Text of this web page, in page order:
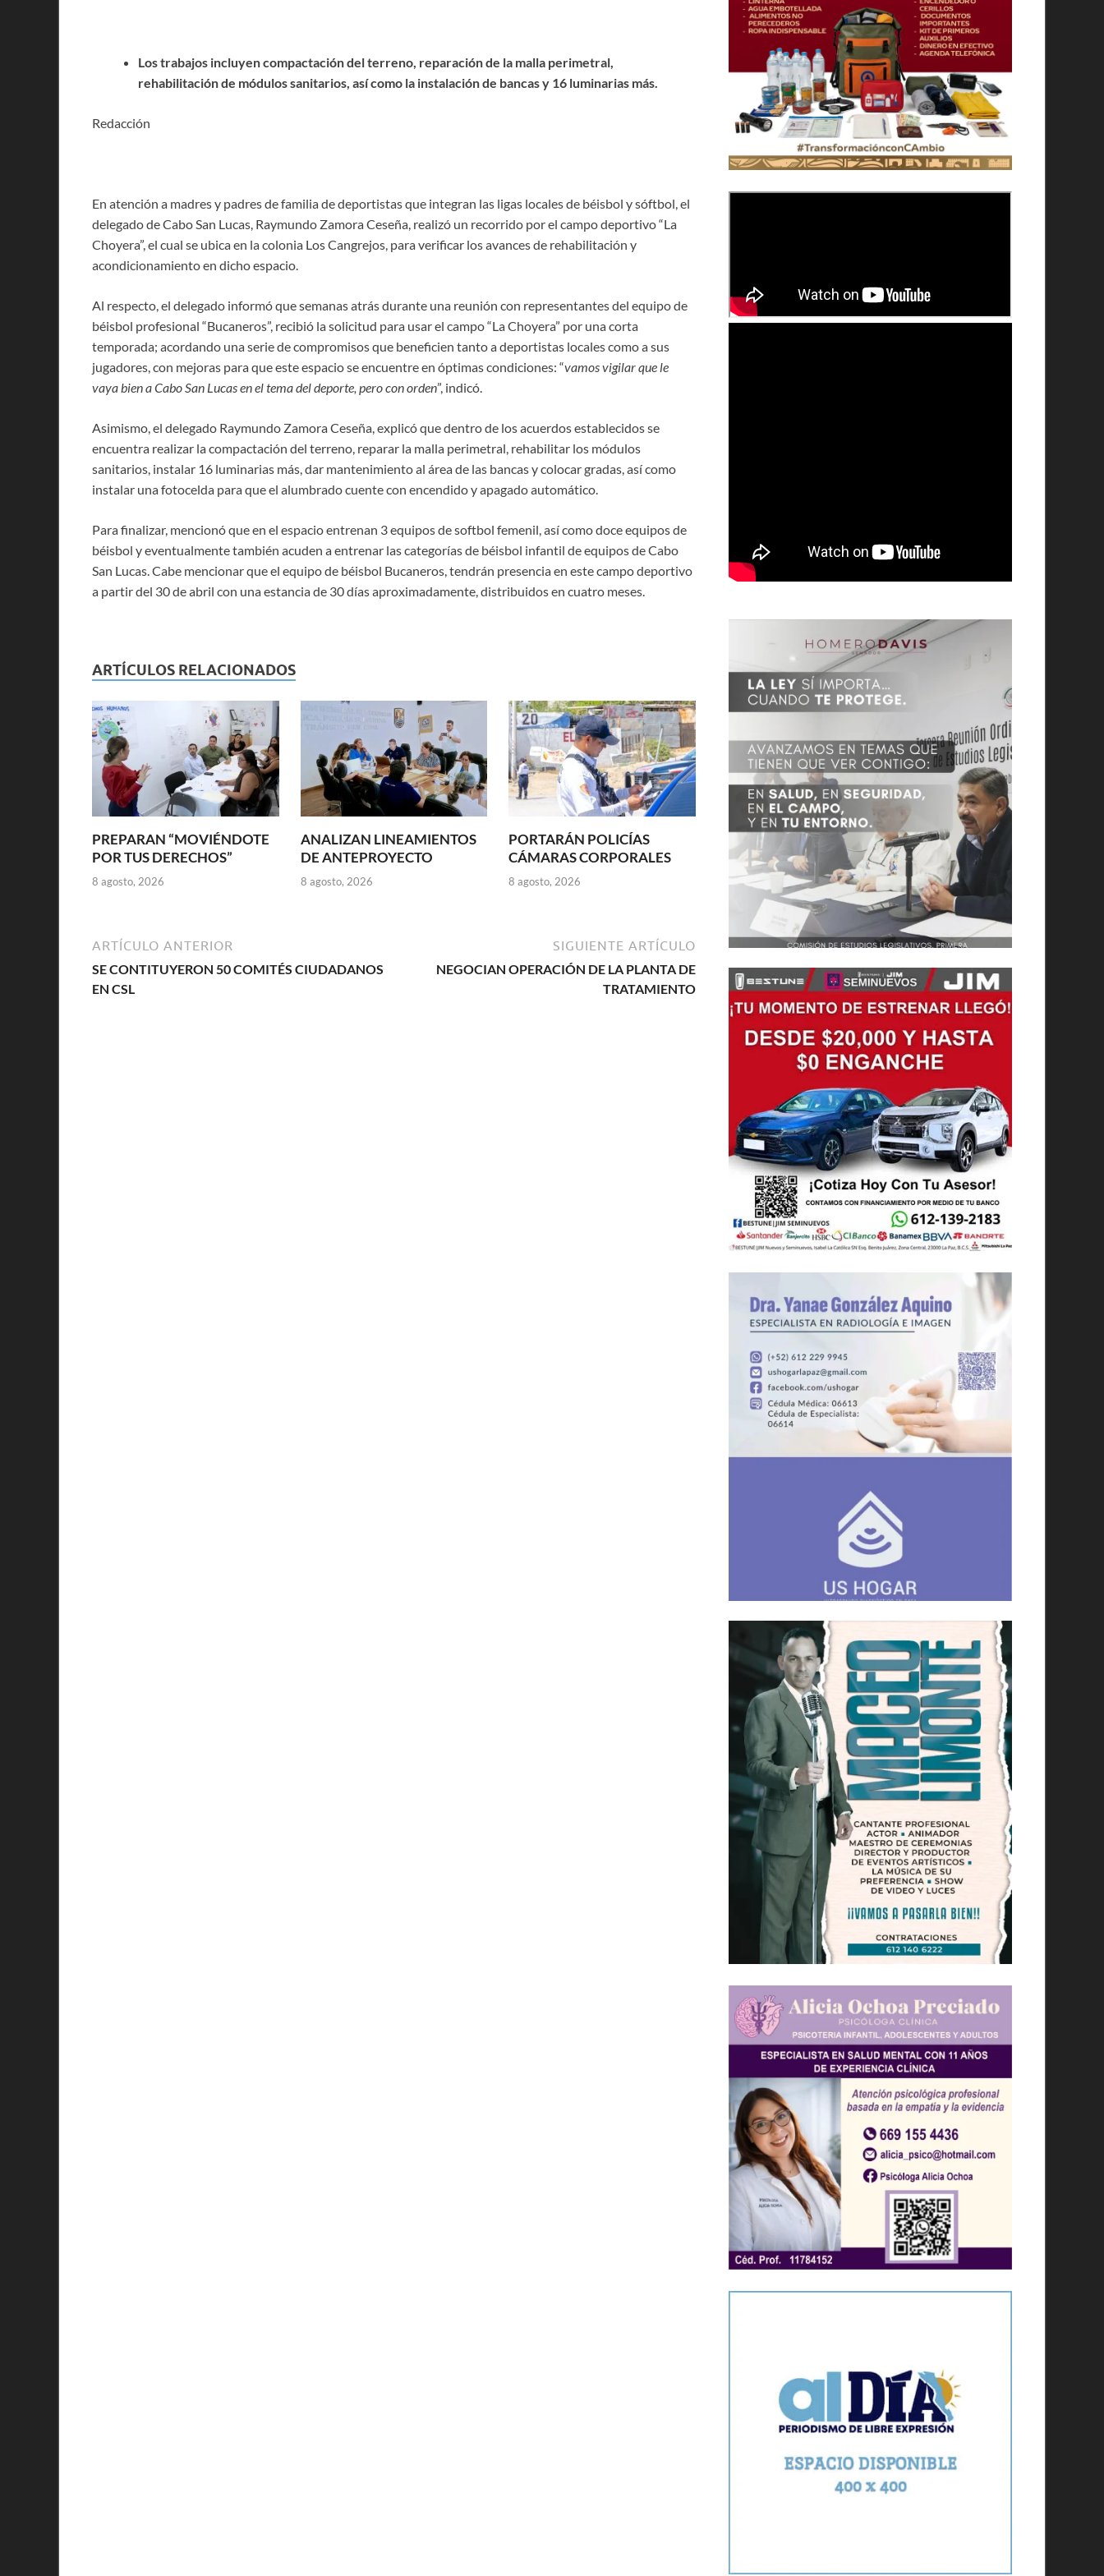
Los trabajos incluyen compactación del terreno, reparación de la malla perimetral,
rehabilitación de módulos sanitarios, así como la instalación de bancas y 16 luminarias más.
Redacción
En atención a madres y padres de familia de deportistas que integran las ligas locales de béisbol y sóftbol, el
delegado de Cabo San Lucas, Raymundo Zamora Ceseña, realizó un recorrido por el campo deportivo “La
Choyera”, el cual se ubica en la colonia Los Cangrejos, para verificar los avances de rehabilitación y
acondicionamiento en dicho espacio.
Al respecto, el delegado informó que semanas atrás durante una reunión con representantes del equipo de
béisbol profesional “Bucaneros”, recibió la solicitud para usar el campo “La Choyera” por una corta
temporada; acordando una serie de compromisos que beneficien tanto a deportistas locales como a sus
jugadores, con mejoras para que este espacio se encuentre en óptimas condiciones: “vamos vigilar que le
vaya bien a Cabo San Lucas en el tema del deporte, pero con orden”, indicó.
Asimismo, el delegado Raymundo Zamora Ceseña, explicó que dentro de los acuerdos establecidos se
encuentra realizar la compactación del terreno, reparar la malla perimetral, rehabilitar los módulos
sanitarios, instalar 16 luminarias más, dar mantenimiento al área de las bancas y colocar gradas, así como
instalar una fotocelda para que el alumbrado cuente con encendido y apagado automático.
Para finalizar, mencionó que en el espacio entrenan 3 equipos de softbol femenil, así como doce equipos de
béisbol y eventualmente también acuden a entrenar las categorías de béisbol infantil de equipos de Cabo
San Lucas. Cabe mencionar que el equipo de béisbol Bucaneros, tendrán presencia en este campo deportivo
a partir del 30 de abril con una estancia de 30 días aproximadamente, distribuidos en cuatro meses.
ARTÍCULOS RELACIONADOS
PREPARAN “MOVIÉNDOTE
POR TUS DERECHOS”
8 agosto, 2026
ANALIZAN LINEAMIENTOS
DE ANTEPROYECTO
8 agosto, 2026
PORTARÁN POLICÍAS
CÁMARAS CORPORALES
8 agosto, 2026
ARTÍCULO ANTERIOR
SE CONTITUYERON 50 COMITÉS CIUDADANOS
EN CSL
SIGUIENTE ARTÍCULO
NEGOCIAN OPERACIÓN DE LA PLANTA DE
TRATAMIENTO